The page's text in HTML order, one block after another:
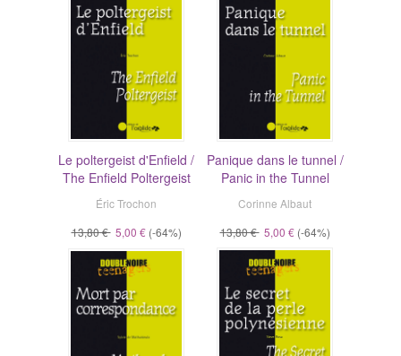
Le poltergeist d'Enfield /
The Enfield Poltergeist
Éric Trochon
13,80 € 5,00 € (-64%)
Panique dans le tunnel /
Panic in the Tunnel
Corinne Albaut
13,80 € 5,00 € (-64%)